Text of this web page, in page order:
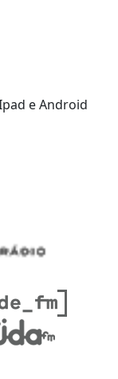
e Android